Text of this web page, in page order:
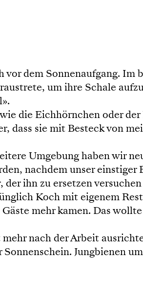
vor dem Sonnenaufgang.
um ihre Schale
die Eichhörnchen oder
dass sie mit Besteck von
Umgebung haben wir
nachdem unser einstiger
der ihn zu ersetzen
Koch mit eigenem
mehr kamen. Das
nach der Arbeit
Jungbienen